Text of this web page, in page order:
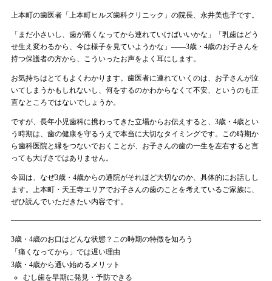
上本町の歯医者「上本町ヒルズ歯科クリニック」の院長、永井美也子です。
「まだ小さいし、歯が痛くなってから連れていけばいいかな」「乳歯はどう
せ生え変わるから、今は様子を見ていようかな」——3歳・4歳のお子さんを
持つ保護者の方から、こういったお声をよく耳にします。
お気持ちはとてもよくわかります。歯医者に連れていくのは、お子さんが泣
いてしまうかもしれないし、何をするのかわからなくて不安、というのも正
直なところではないでしょうか。
ですが、長年小児歯科に携わってきた立場からお伝えすると、3歳・4歳とい
う時期は、歯の健康を守るうえで本当に大切なタイミングです。この時期か
ら歯科医院と縁をつないでおくことが、お子さんの歯の一生を左右すると言
っても大げさではありません。
今回は、なぜ3歳・4歳からの通院がそれほど大切なのか、具体的にお話しし
ます。上本町・天王寺エリアでお子さんの歯のことを考えているご家族に、
ぜひ読んでいただきたい内容です。
3歳・4歳のお口はどんな状態？この時期の特徴を知ろう
「痛くなってから」では遅い理由
3歳・4歳から通い始めるメリット
むし歯を早期に発見・予防できる